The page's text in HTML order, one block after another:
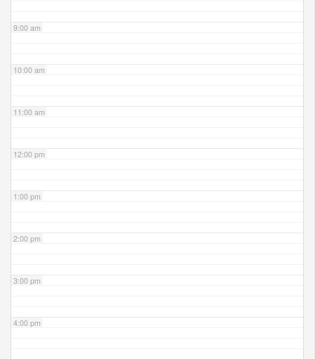
9:00 am
10:00 am
11:00 am
12:00 pm
1:00 pm
2:00 pm
3:00 pm
4:00 pm